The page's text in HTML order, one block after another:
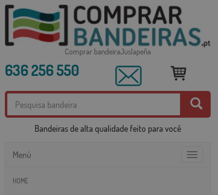
Comprar bandeiraJuslapeña
636 256 550
Bandeiras de alta qualidade feito para você
Toggle
Menú
HOME